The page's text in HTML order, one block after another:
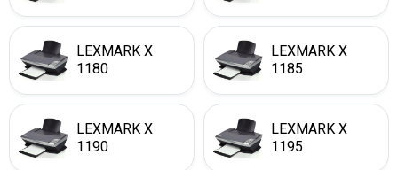
LEXMARK X
1180
LEXMARK X
1185
LEXMARK X
1190
LEXMARK X
1195